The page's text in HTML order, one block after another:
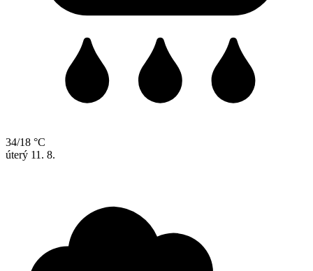
34/18 °C
úterý 11. 8.